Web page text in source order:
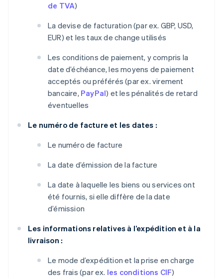
de TVA)
La devise de facturation (par ex. GBP, USD,
EUR) et les taux de change utilisés
Les conditions de paiement, y compris la
date d’échéance, les moyens de paiement
acceptés ou préférés (par ex. virement
bancaire, PayPal) et les pénalités de retard
éventuelles
Le numéro de facture et les dates :
Le numéro de facture
La date d’émission de la facture
La date à laquelle les biens ou services ont
été fournis, si elle diffère de la date
d’émission
Les informations relatives à l’expédition et à la
livraison :
Le mode d’expédition et la prise en charge
des frais (par ex. les conditions CIF)